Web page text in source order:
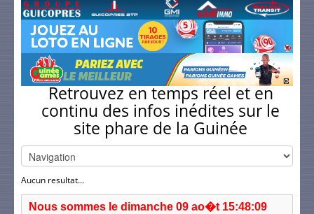
Retrouvez en temps réel et en
continu des infos inédites sur le
site phare de la Guinée
Aucun resultat...
Nous sommes le dimanche 09 ao�t 15:48:09